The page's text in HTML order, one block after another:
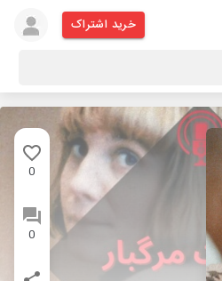
خرید اشتراک
0
0